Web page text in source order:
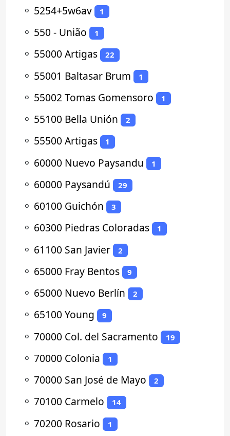
⚬ 5254+5w6av 1
⚬ 550 - União 1
⚬ 55000 Artigas 22
⚬ 55001 Baltasar Brum 1
⚬ 55002 Tomas Gomensoro 1
⚬ 55100 Bella Unión 2
⚬ 55500 Artigas 1
⚬ 60000 Nuevo Paysandu 1
⚬ 60000 Paysandú 29
⚬ 60100 Guichón 3
⚬ 60300 Piedras Coloradas 1
⚬ 61100 San Javier 2
⚬ 65000 Fray Bentos 9
⚬ 65000 Nuevo Berlín 2
⚬ 65100 Young 9
⚬ 70000 Col. del Sacramento 19
⚬ 70000 Colonia 1
⚬ 70000 San José de Mayo 2
⚬ 70100 Carmelo 14
⚬ 70200 Rosario 1